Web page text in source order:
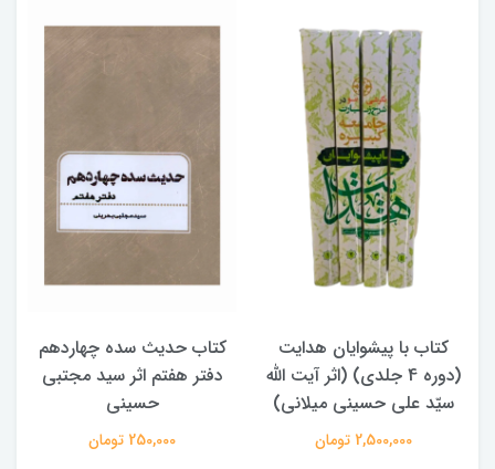
کتاب با پیشوایان هدایت
(دوره 4 جلدی) (اثر آیت الله
سیّد علی حسینی میلانی)
2,500,000 تومان
کتاب حدیث سده چهاردهم
دفتر هفتم اثر سید مجتبی
حسینی
250,000 تومان